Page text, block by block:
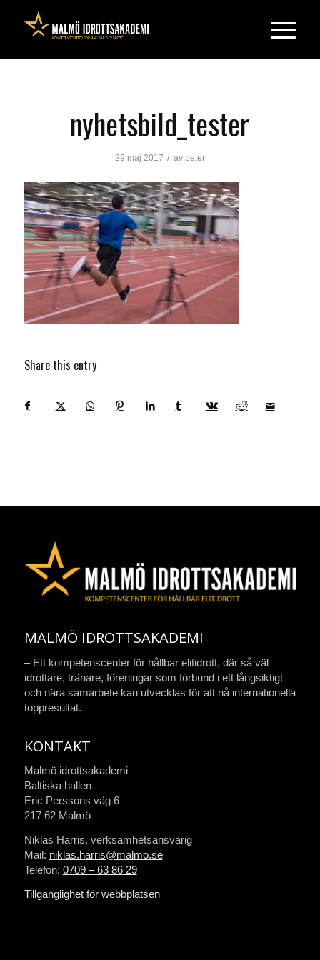
nyhetsbild_tester
29 maj 2017 / av peter
Share this entry
MALMÖ IDROTTSAKADEMI
– Ett kompetenscenter för hållbar elitidrott, där så väl
idrottare, tränare, föreningar som förbund i ett långsiktigt
och nära samarbete kan utvecklas för att nå internationella
toppresultat.
KONTAKT
Malmö idrottsakademi
Baltiska hallen
Eric Perssons väg 6
217 62 Malmö
Niklas Harris, verksamhetsansvarig
Mail: niklas.harris@malmo.se
Telefon: 0709 – 63 86 29
Tillgänglighet för webbplatsen